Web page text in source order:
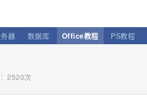
器 数据库 Office教程 PS教程
： 2520次